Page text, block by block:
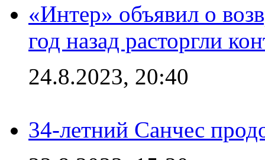
«Интер» объявил о
год назад расторгли
24.8.2023, 20:40
34-летний Санчес